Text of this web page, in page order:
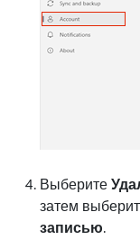
Выберите
затем
записью.